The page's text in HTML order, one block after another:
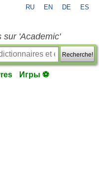
RU EN DE ES
sur 'Academic'
Recherche!
Игры ⚽